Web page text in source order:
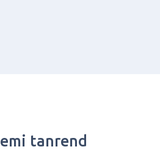
tanrend